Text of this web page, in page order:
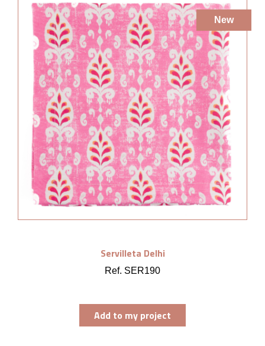
New
Servilleta Delhi
Ref. SER190
Add to my project